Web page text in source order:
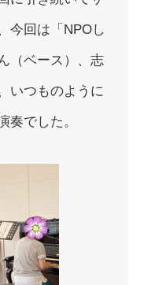
今回は「NPOし
（ベース）、志
いつものように
奏でした。